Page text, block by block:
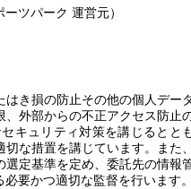
ツパーク 運営元）
き損の防止その他の個人デー
外部からの不正アクセス防止
キュリティ対策を講じるとと
な措置を講じています。また、
定基準を定め、委託先の情報
要かつ適切な監督を行います。